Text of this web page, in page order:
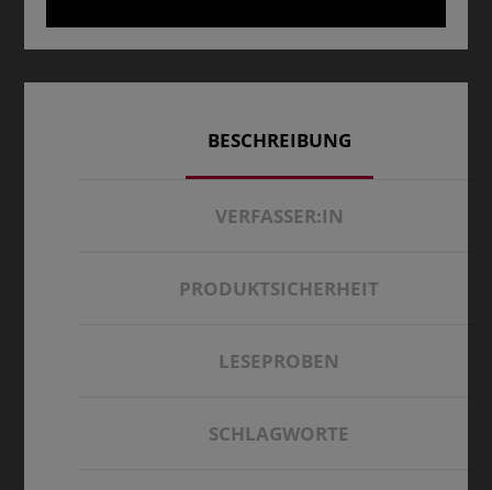
BESCHREIBUNG
VERFASSER:IN
PRODUKTSICHERHEIT
LESEPROBEN
SCHLAGWORTE